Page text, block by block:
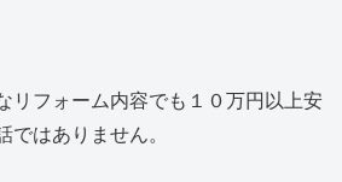
リフォーム内容でも１０万円以上安
ではありません。